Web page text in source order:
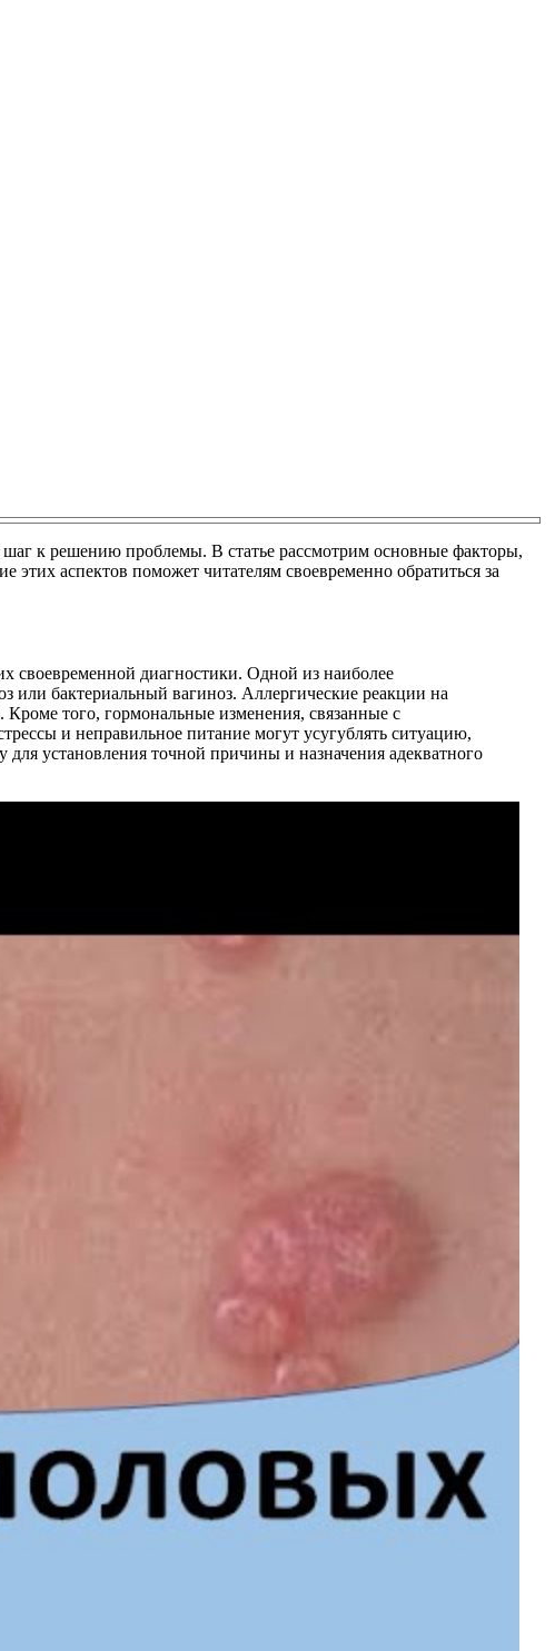
к решению проблемы. В статье рассмотрим основные факторы,
аспектов поможет читателям своевременно обратиться за
своевременной диагностики. Одной из наиболее
или бактериальный вагиноз. Аллергические реакции на
того, гормональные изменения, связанные с
и неправильное питание могут усугублять ситуацию,
установления точной причины и назначения адекватного